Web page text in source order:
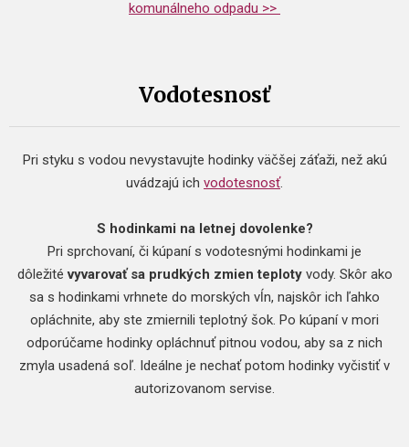
komunálneho odpadu >>
Vodotesnosť
Pri styku s vodou nevystavujte hodinky väčšej záťaži, než akú
uvádzajú ich vodotesnosť.
S hodinkami na letnej dovolenke?
Pri sprchovaní, či kúpaní s vodotesnými hodinkami je
dôležitévyvarovať sa prudkých zmien teploty vody. Skôr ako
sa s hodinkami vrhnete do morských vĺn, najskôr ich ľahko
opláchnite, aby ste zmiernili teplotný šok. Po kúpaní v mori
odporúčame hodinky opláchnuť pitnou vodou, aby sa z nich
zmyla usadená soľ. Ideálne je nechať potom hodinky vyčistiť v
autorizovanom servise.